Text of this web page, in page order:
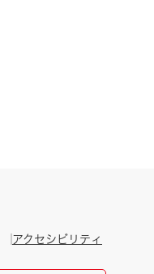
アクセシビリティ